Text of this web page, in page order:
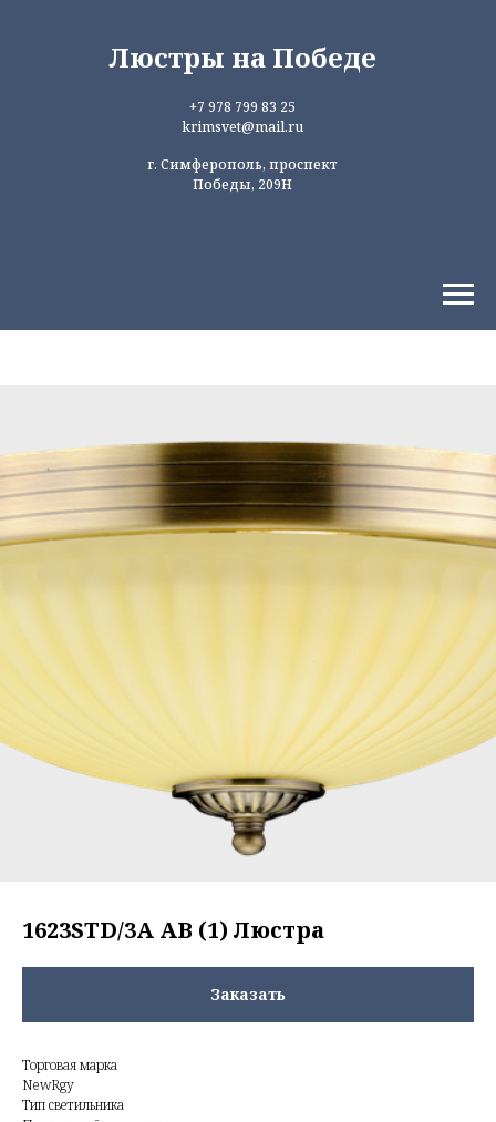
Люстры на Победе
+7 978 799 83 25
krimsvet@mail.ru
г. Симферополь, проспект
Победы, 209Н
1623STD/3A AB (1) Люстра
Заказать
Торговая марка
NewRgy
Тип светильника